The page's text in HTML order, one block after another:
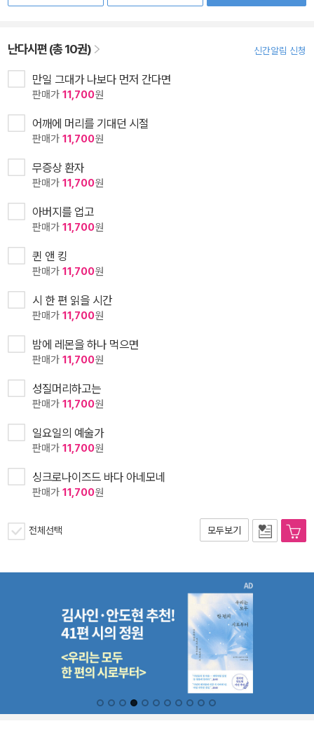
난다시편 (총 10권) 신간알림 신청
만일 그대가 나보다 먼저 간다면
판매가 11,700원
어깨에 머리를 기대던 시절
판매가 11,700원
무증상 환자
판매가 11,700원
아버지를 업고
판매가 11,700원
퀸 앤 킹
판매가 11,700원
시 한 편 읽을 시간
판매가 11,700원
밤에 레몬을 하나 먹으면
판매가 11,700원
성질머리하고는
판매가 11,700원
일요일의 예술가
판매가 11,700원
싱크로나이즈드 바다 아네모네
판매가 11,700원
전체선택 모두보기